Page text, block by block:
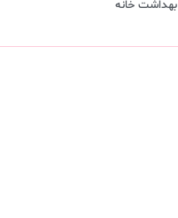
بهداشت خانه